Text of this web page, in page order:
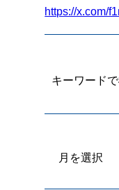
https://x.com/